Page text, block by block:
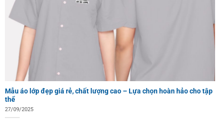
Mẫu áo lớp đẹp giá rẻ, chất lượng cao – Lựa chọn hoàn hảo cho tập
thể
27/09/2025